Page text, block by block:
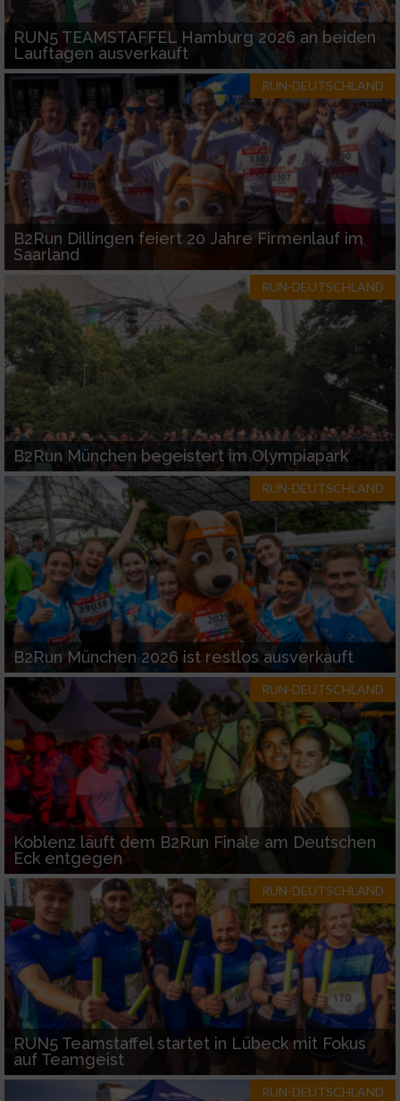
RUN5 TEAMSTAFFEL Hamburg 2026 an beiden
Lauftagen ausverkauft
RUN-DEUTSCHLAND
B2Run Dillingen feiert 20 Jahre Firmenlauf im
Saarland
RUN-DEUTSCHLAND
B2Run München begeistert im Olympiapark
RUN-DEUTSCHLAND
B2Run München 2026 ist restlos ausverkauft
RUN-DEUTSCHLAND
Koblenz läuft dem B2Run Finale am Deutschen
Eck entgegen
RUN-DEUTSCHLAND
RUN5 Teamstaffel startet in Lübeck mit Fokus
auf Teamgeist
RUN-DEUTSCHLAND